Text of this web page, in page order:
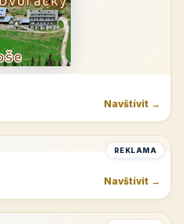
Navštívit →
REKLAMA